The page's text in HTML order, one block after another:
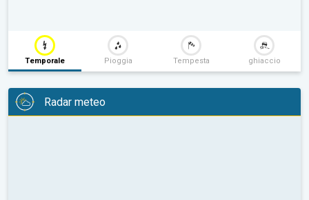
Temporale Pioggia Tempesta ghiaccio
Radar meteo